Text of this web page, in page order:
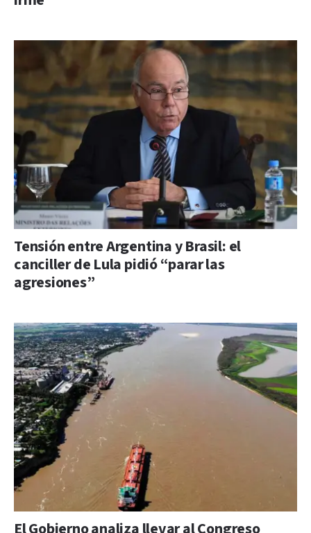
Tensión entre Argentina y Brasil: el
canciller de Lula pidió “parar las
agresiones”
El Gobierno analiza llevar al Congreso